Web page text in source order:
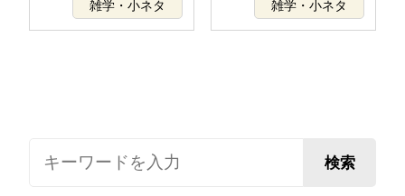
雑学・小ネタ 雑学・小ネタ
検索